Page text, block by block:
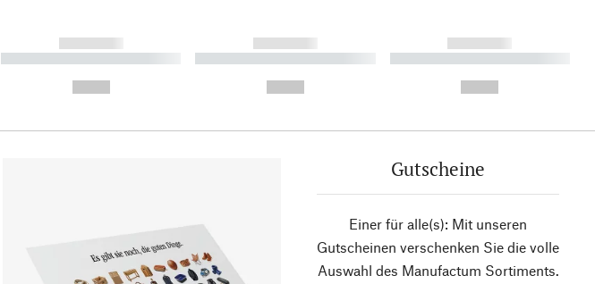
------------
----------- ----------- ----------
------------
----------- ----------- ----------
------------
----------- ----------- ----------
Gutscheine
Einer für alle(s): Mit unseren
Gutscheinen verschenken Sie die volle
Auswahl des Manufactum Sortiments.